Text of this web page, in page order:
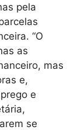
pela
“O
as
mas
e,
e
se